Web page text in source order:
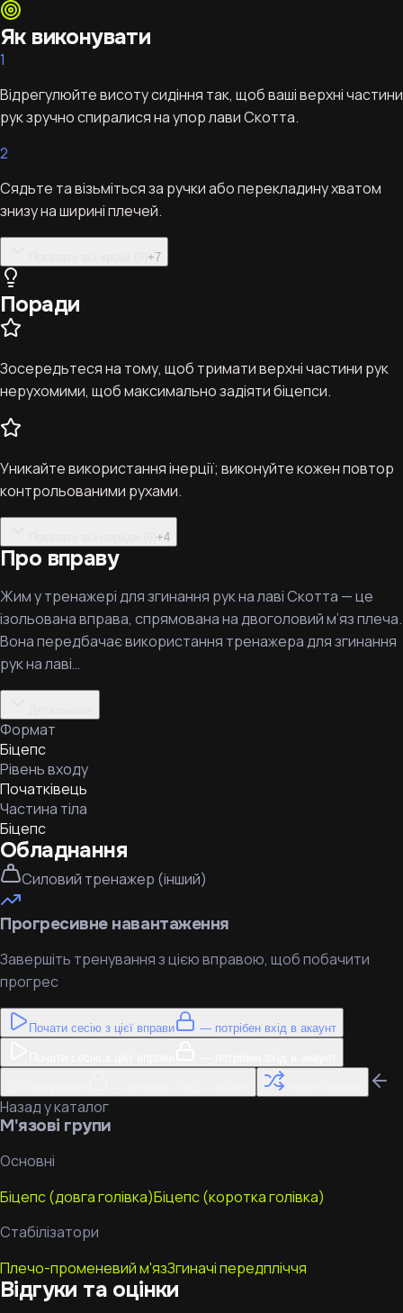
Як виконувати
1
Відрегулюйте висоту сидіння так, щоб ваші верхні частини
рук зручно спиралися на упор лави Скотта.
2
Сядьте та візьміться за ручки або перекладину хватом
знизу на ширині плечей.
+7
Поради
Зосередьтеся на тому, щоб тримати верхні частини рук
нерухомими, щоб максимально задіяти біцепси.
Уникайте використання інерції; виконуйте кожен повтор
контрольованими рухами.
+4
Про вправу
Жим у тренажері для згинання рук на лаві Скотта — це
ізольована вправа, спрямована на двоголовий м’яз плеча.
Вона передбачає використання тренажера для згинання
рук на лаві…
Формат
Біцепс
Рівень входу
Початківець
Частина тіла
Біцепс
Обладнання
Силовий тренажер (інший)
Прогресивне навантаження
Завершіть тренування з цією вправою, щоб побачити
прогрес
Почати сесію з цієї вправи — потрібен вхід в акаунт
Назад у каталог
М'язові групи
Основні
Біцепс (довга голівка)Біцепс (коротка голівка)
Стабілізатори
Плечо-променевий м'язЗгиначі передпліччя
Відгуки та оцінки